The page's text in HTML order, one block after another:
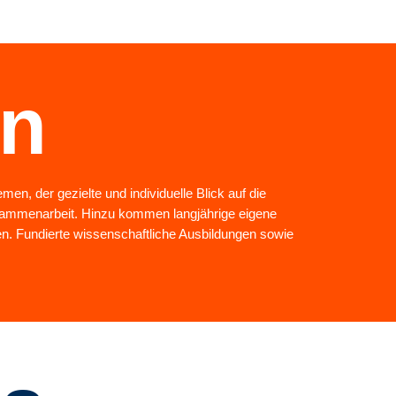
der gezielte und individuelle Blick auf die
Hinzu kommen langjährige eigene
Fundierte wissenschaftliche Ausbildungen sowie